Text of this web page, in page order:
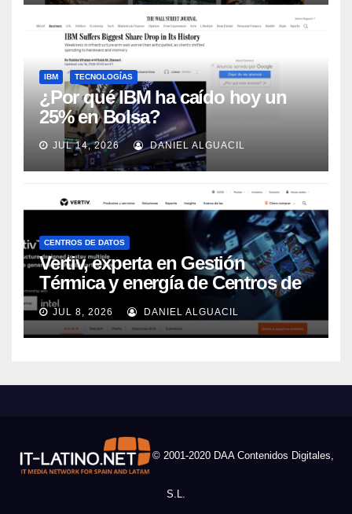
IBM TECNOLOGÍAS
¿Por qué IBM ha caído hoy un
25% en Bolsa?
JUL 14, 2026 DANIEL ALGUACIL
CENTROS DE DATOS
Vertiv, experta en Gestión
Térmica y energía de Centros de
Datos, sigue su crecimiento
imparable
JUL 8, 2026 DANIEL ALGUACIL
© 2001-2020 DAA Contenidos Digitales,
S.L.